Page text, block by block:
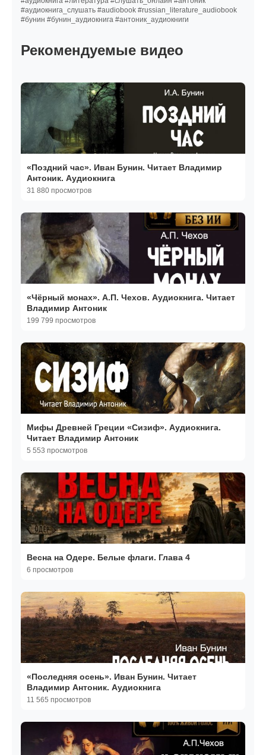
#аудиокнига_слушать #audiobook #russian_literature_audiobook
#бунин #бунин_аудиокнига #антоник_аудиокниги
Рекомендуемые видео
«Поздний час». Иван Бунин. Читает Владимир
Антоник. Аудиокнига
31 880 просмотров
«Чёрный монах». А.П. Чехов. Аудиокнига. Читает
Владимир Антоник
199 799 просмотров
Мифы Древней Греции «Сизиф». Аудиокнига.
Читает Владимир Антоник
5 553 просмотров
Весна на Одере. Белые флаги. Глава 4
6 просмотров
«Последняя осень». Иван Бунин. Читает
Владимир Антоник. Аудиокнига
11 565 просмотров